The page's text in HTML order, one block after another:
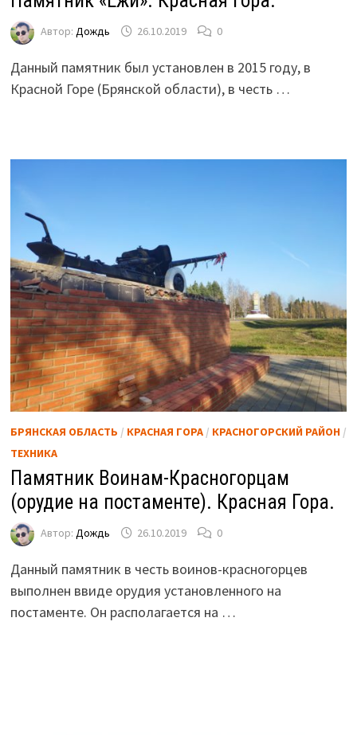
Автор: Дождь 26.10.2019 0
Данный памятник был установлен в 2015 году, в
Красной Горе (Брянской области), в честь …
БРЯНСКАЯ ОБЛАСТЬ / КРАСНАЯ ГОРА/ КРАСНОГОРСКИЙ РАЙОН/
ТЕХНИКА
Памятник Воинам-Красногорцам
(орудие на постаменте). Красная Гора.
Автор: Дождь 26.10.2019 0
Данный памятник в честь воинов-красногорцев
выполнен ввиде орудия установленного на
постаменте. Он располагается на …